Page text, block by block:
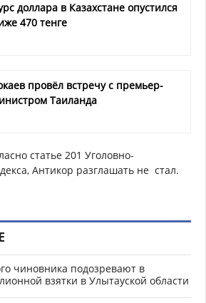
доллара в Казахстане опустился
470 тенге
провёл встречу с премьер-
Таиланда
статье 201 Уголовно-
Антикор разглашать не стал.
чиновника подозревают в
взятки в Улытауской области